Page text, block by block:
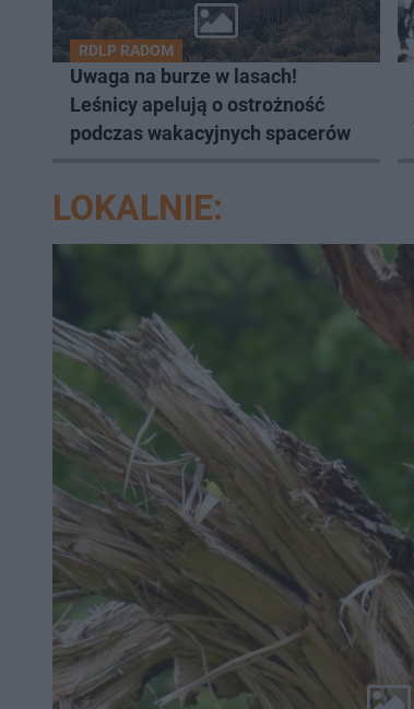
RDLP RADOM
Uwaga na burze w lasach!
Leśnicy apelują o ostrożność
podczas wakacyjnych spacerów
LOKALNIE: